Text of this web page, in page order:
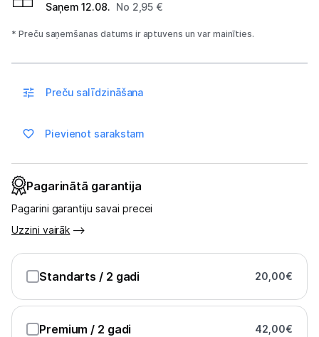
Multivārāmie katli
Friteri
Ūdens gāzēšanas aparāti
Mazās cepeškrāsnis
Ledus un saldējuma mašīnas
Apģērbu kopšana
Saņem 12.08. No 2,95 €
* Preču saņemšanas datums ir aptuvens un var mainīties.
Preču salīdzināšana
Pievienot sarakstam
Pagarinātā garantija
Pagarini garantiju savai precei
Uzzini vairāk
Standarts / 2 gadi 20,00€
Premium / 2 gadi 42,00€